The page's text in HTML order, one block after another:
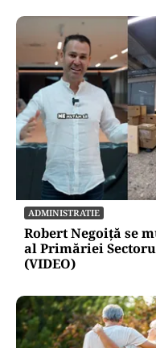
ADMINISTRATIE
Robert Negoiță se
al Primăriei
(VIDEO)